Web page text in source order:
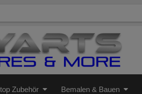
Zubehör Bemalen & Bauen